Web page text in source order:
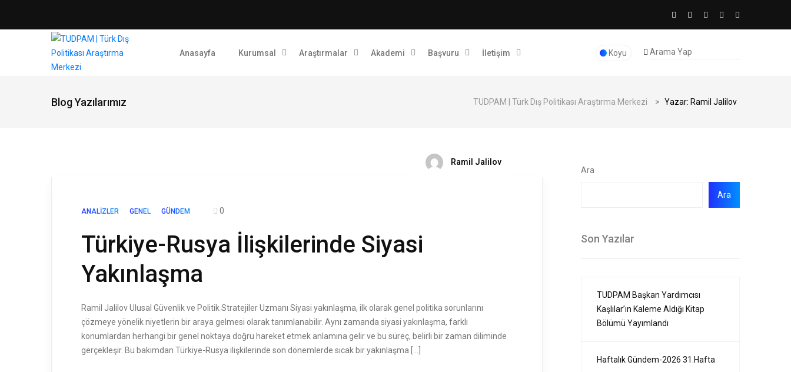
Anasayfa Kurumsal Araştırmalar Akademi Başvuru İletişim Koyu
Blog Yazılarımız TUDPAM | Türk Dış Politikası Araştırma Merkezi > Yazar: Ramil Jalilov
Ramil Jalilov
ANALIZLER GENEL GÜNDEM 0
Türkiye-Rusya İlişkilerinde Siyasi
Yakınlaşma
Ramil Jalilov Ulusal Güvenlik ve Politik Stratejiler Uzmanı Siyasi yakınlaşma, ilk olarak genel politika sorunlarını
çözmeye yönelik niyetlerin bir araya gelmesi olarak tanımlanabilir. Aynı zamanda siyasi yakınlaşma, farklı
konumlardan herhangi bir genel noktaya doğru hareket etmek anlamına gelir ve bu süreç, belirli bir zaman diliminde
gerçekleşir. Bu bakımdan Türkiye-Rusya ilişkilerinde son dönemlerde sıcak bir yakınlaşma […]
Ara
Ara
Son Yazılar
TUDPAM Başkan Yardımcısı
Kaşlılar’ın Kaleme Aldığı Kitap
Bölümü Yayımlandı
Haftalık Gündem-2026 31.Hafta